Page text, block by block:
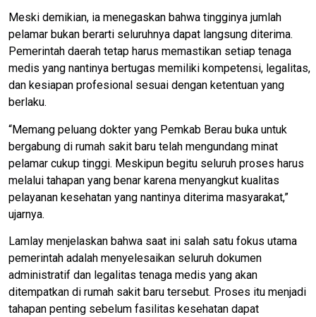
Meski demikian, ia menegaskan bahwa tingginya jumlah
pelamar bukan berarti seluruhnya dapat langsung diterima.
Pemerintah daerah tetap harus memastikan setiap tenaga
medis yang nantinya bertugas memiliki kompetensi, legalitas,
dan kesiapan profesional sesuai dengan ketentuan yang
berlaku.
“Memang peluang dokter yang Pemkab Berau buka untuk
bergabung di rumah sakit baru telah mengundang minat
pelamar cukup tinggi. Meskipun begitu seluruh proses harus
melalui tahapan yang benar karena menyangkut kualitas
pelayanan kesehatan yang nantinya diterima masyarakat,”
ujarnya.
Lamlay menjelaskan bahwa saat ini salah satu fokus utama
pemerintah adalah menyelesaikan seluruh dokumen
administratif dan legalitas tenaga medis yang akan
ditempatkan di rumah sakit baru tersebut. Proses itu menjadi
tahapan penting sebelum fasilitas kesehatan dapat